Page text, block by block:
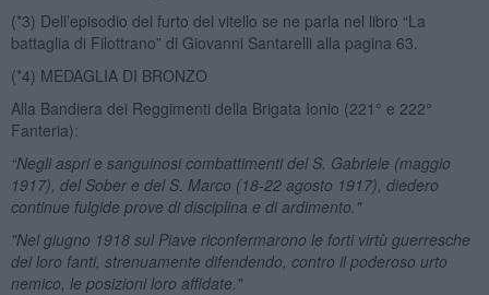
(*3) Dell’episodio del furto del vitello se ne parla nel libro “La
battaglia di Filottrano” di Giovanni Santarelli alla pagina 63.
(*4) MEDAGLIA DI BRONZO
Alla Bandiera dei Reggimenti della Brigata Ionio (221° e 222°
Fanteria):
“Negli aspri e sanguinosi combattimenti del S. Gabriele (maggio
1917), del Sober e del S. Marco (18-22 agosto 1917), diedero
continue fulgide prove di disciplina e di ardimento."
"Nel giugno 1918 sul Piave riconfermarono le forti virtù guerresche
dei loro fanti, strenuamente difendendo, contro il poderoso urto
nemico, le posizioni loro affidate."